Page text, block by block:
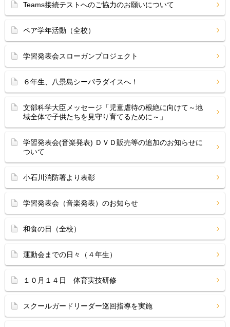
Teams接続テストへのご協力のお願いについて
ペア学年活動（全校）
学習発表会スローガンプロジェクト
６年生、八景島シーパラダイスへ！
文部科学大臣メッセージ「児童虐待の根絶に向けて～地
域全体で子供たちを見守り育てるために～」
学習発表会(音楽発表) ＤＶＤ販売等の追加のお知らせに
ついて
小石川消防署より表彰
学習発表会（音楽発表）のお知らせ
和食の日（全校）
運動会までの日々（４年生）
１０月１４日 体育実技研修
スクールガードリーダー巡回指導を実施